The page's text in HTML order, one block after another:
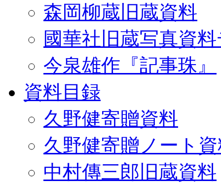
森岡柳蔵旧蔵資料
國華社旧蔵写真資
今泉雄作『記事珠』
資料目録
久野健寄贈資料
久野健寄贈ノート
中村傳三郎旧蔵資料